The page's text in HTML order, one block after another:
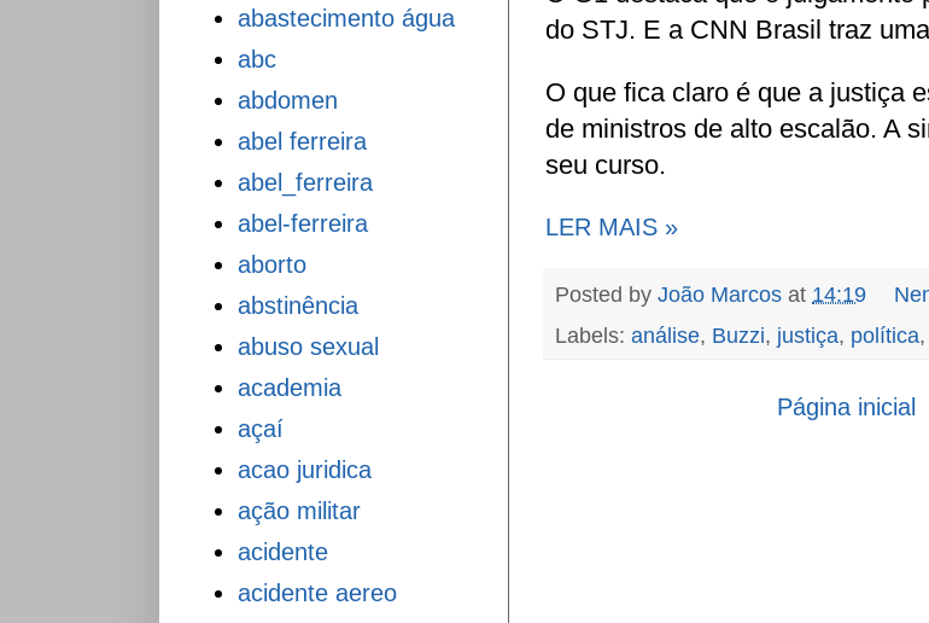
do STJ. E a CNN Brasil traz
O que fica claro é que a justiça
de ministros de alto escalão. A
seu curso.
LER MAIS »
Posted by João Marcos at 14:19
Labels: análise, Buzzi, justiça, política,
Página inicial
abastecimento água
abc
abdomen
abel ferreira
abel_ferreira
abel-ferreira
aborto
abstinência
abuso sexual
academia
açaí
acao juridica
ação militar
acidente
acidente aereo